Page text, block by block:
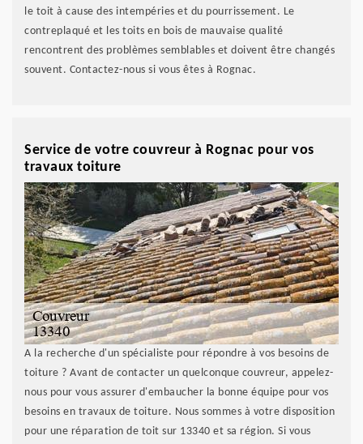
le toit à cause des intempéries et du pourrissement. Le
contreplaqué et les toits en bois de mauvaise qualité
rencontrent des problèmes semblables et doivent être changés
souvent. Contactez-nous si vous êtes à Rognac.
Service de votre couvreur à Rognac pour vos
travaux toiture
A la recherche d'un spécialiste pour répondre à vos besoins de
toiture ? Avant de contacter un quelconque couvreur, appelez-
nous pour vous assurer d'embaucher la bonne équipe pour vos
besoins en travaux de toiture. Nous sommes à votre disposition
pour une réparation de toit sur 13340 et sa région. Si vous